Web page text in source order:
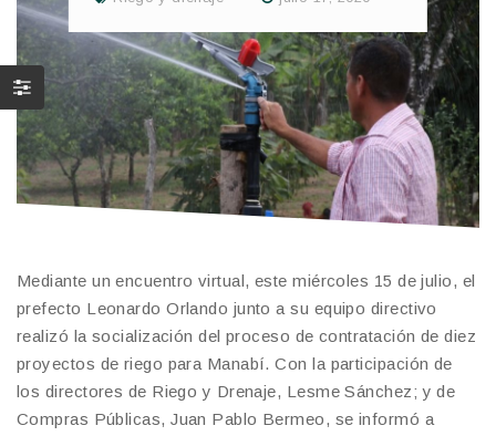
Mediante un encuentro virtual, este miércoles 15 de julio, el
prefecto Leonardo Orlando junto a su equipo directivo
realizó la socialización del proceso de contratación de diez
proyectos de riego para Manabí. Con la participación de
los directores de Riego y Drenaje, Lesme Sánchez; y de
Compras Públicas, Juan Pablo Bermeo, se informó a